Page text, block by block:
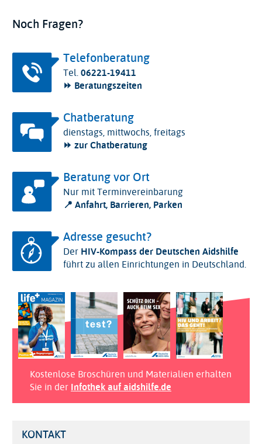
Noch Fragen?
Telefonberatung
Tel.06221-19411
⏩ Beratungszeiten
Chatberatung
dienstags, mittwochs, freitags
⏩ zur Chatberatung
Beratung vor Ort
Nur mit Terminvereinbarung
📍 Anfahrt, Barrieren, Parken
Adresse gesucht?
Der HIV-Kompass der Deutschen Aidshilfe
führt zu allen Einrichtungen in Deutschland.
Kostenlose Broschüren und Materialien erhalten
Sie in der Infothek auf aidshilfe.de
KONTAKT